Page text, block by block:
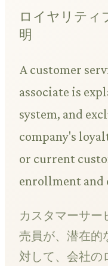
ロイヤリティ
明
A customer
associate is
system, and
company's
or current
enrollment and
カスタマーサー
売員が、潜在的
対して、会社の